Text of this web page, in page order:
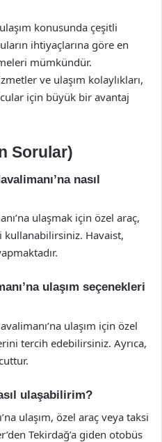
konusunda çeşitli
ihtiyaçlarına göre en
mümkündür.
ve ulaşım kolaylıkları,
için büyük bir avantaj
Sorular)
nasıl
ulaşmak için özel araç,
kullanabilirsiniz. Havaist,
ulaşım seçenekleri
ulaşım için özel
tercih edebilirsiniz. Ayrıca,
ulaşabilirim?
ulaşım, özel araç veya taksi
Tekirdağ’a giden otobüs